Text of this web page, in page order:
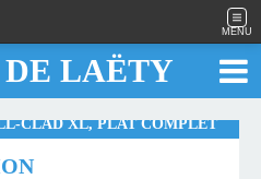
MENU
LAËTY
CLAD XL, PLAT COMPLET